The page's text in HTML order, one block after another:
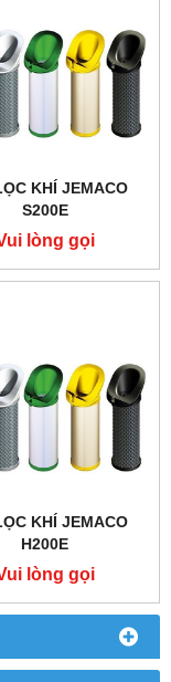
KHÍ JEMACO
S200E
lòng gọi
KHÍ JEMACO
H200E
lòng gọi